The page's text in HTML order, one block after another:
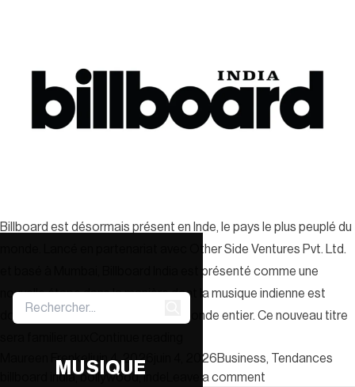
MUSIQUE
Billboard est désormais présent en Inde, le pays le plus peuplé du
monde. Lancé en partenariat avec Other Side Ventures Pvt. Ltd.
et basé à Mumbai, Billboard India est présenté comme une
nouvelle étape dans la manière dont la musique indienne est
documentée et célébrée dans le monde entier. Ce nouveau titre
Maureen Frenkeljuin 4, 2026 juin 4, 2026Posted in
Business, Tendances
billboard india,bollywood,inde Leave a comment